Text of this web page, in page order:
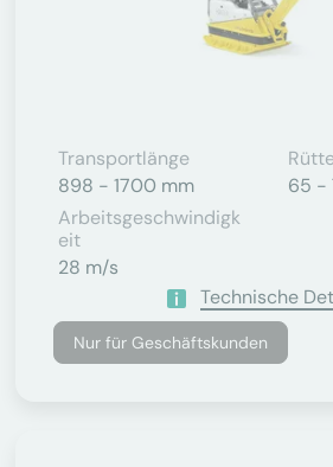
Transportlänge
898 - 1700 mm
65 -
Arbeitsgeschwindigk
Eit
28 m/s
Technische
Nur für Geschäftskunden